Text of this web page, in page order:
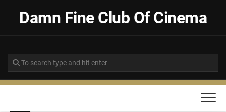
Damn Fine Club Of Cinema